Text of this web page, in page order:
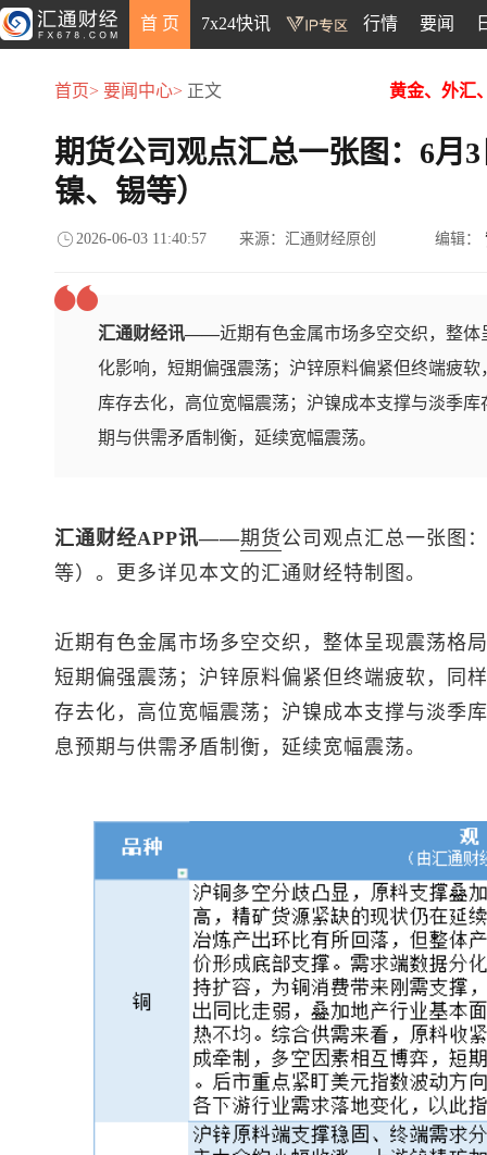
首 页 7x24快讯 行情 要闻
首页> 要闻中心> 正文 黄金、外汇
期货公司观点汇总一张图：6月
镍、锡等）
2026-06-03 11:40:57 来源：汇通财经原创 编辑：
汇通财经讯——近期有色金属市场多空交织，整
化影响，短期偏强震荡；沪锌原料偏紧但终端疲
库存去化，高位宽幅震荡；沪镍成本支撑与淡季
期与供需矛盾制衡，延续宽幅震荡。
汇通财经APP讯——期货公司观点汇总一张图
等）。更多详见本文的汇通财经特制图。
近期有色金属市场多空交织，整体呈现震荡格
短期偏强震荡；沪锌原料偏紧但终端疲软，同
存去化，高位宽幅震荡；沪镍成本支撑与淡季
息预期与供需矛盾制衡，延续宽幅震荡。